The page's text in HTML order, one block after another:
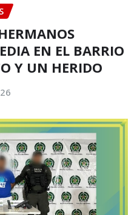
EN EL BARRIO
Y UN HERIDO